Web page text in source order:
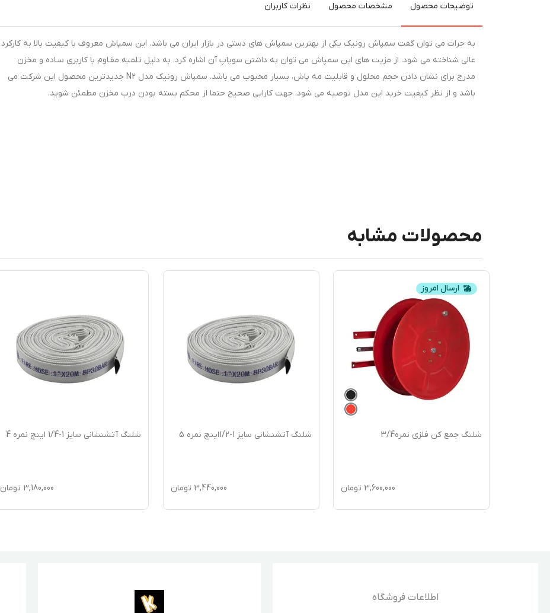
توضیحات محصول مشخصات محصول نظرات کاربران
به جرات می توان گفت سمپاش رونیک یکی از بهترین سمپاش های دستی در بازار ایران می باشد. این سمپاش معروف با کیفیت بالا به کارکرد
عالی شناخته می شود. از مزیت های این سمپاش می توان به داشتن سوپاپ آن اشاره کرد. به دلیل تلمبه مقـاوم با کاربری سـاده و مخزن
مدرج برای نشان دادن حجم محلول و قابلیت مه پاش، بسیار محبوب می باشد. سمپاش رونیک مدل N2 جدیدترین محصول این شرکت می
باشد و از نظر کیفیت خرید این مدل توصیه می شود. جهت کارایی صحیح حتما از محکم بسته بودن درب مخزن مطمئن شوید.
محصولات مشابه
ارسال امروز
شلنگ جمع کن فلزی نمره3/4
3,600,000 تومان
شلنگ آتشنشانی سایز 1-1/2اینچ نمره 5
3,440,000 تومان
شلنگ آتشنشانی سایز 1-1/4 اینچ نمره 4
3,180,000 تومان
اطلاعات فروشگاه